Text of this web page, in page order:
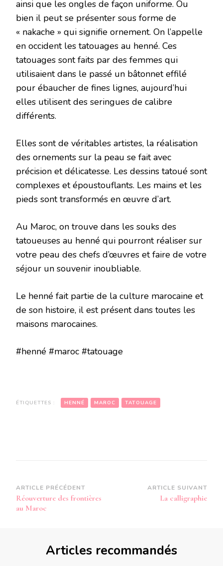
ainsi que les ongles de façon uniforme. Ou
bien il peut se présenter sous forme de
« nakache » qui signifie ornement. On l’appelle
en occident les tatouages au henné. Ces
tatouages sont faits par des femmes qui
utilisaient dans le passé un bâtonnet effilé
pour ébaucher de fines lignes, aujourd’hui
elles utilisent des seringues de calibre
différents.
Elles sont de véritables artistes, la réalisation
des ornements sur la peau se fait avec
précision et délicatesse. Les dessins tatoué sont
complexes et époustouflants. Les mains et les
pieds sont transformés en œuvre d’art.
Au Maroc, on trouve dans les souks des
tatoueuses au henné qui pourront réaliser sur
votre peau des chefs d’œuvres et faire de votre
séjour un souvenir inoubliable.
Le henné fait partie de la culture marocaine et
de son histoire, il est présent dans toutes les
maisons marocaines.
#henné #maroc #tatouage
ÉTIQUETTES : HENNÉ MAROC TATOUAGE
Navigation
d’article
ARTICLE PRÉCÉDENT
Réouverture des frontières
au Maroc
ARTICLE SUIVANT
La calligraphie
Articles recommandés